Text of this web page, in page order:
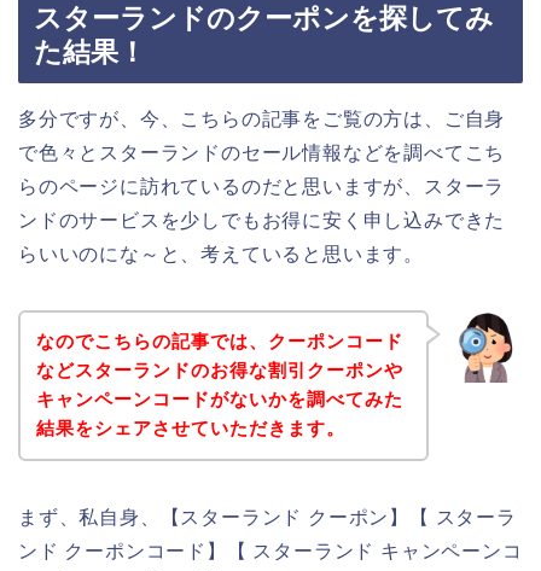
スターランドのクーポンを探してみ
た結果！
多分ですが、今、こちらの記事をご覧の方は、ご自身
で色々とスターランドのセール情報などを調べてこち
らのページに訪れているのだと思いますが、スターラ
ンドのサービスを少しでもお得に安く申し込みできた
らいいのにな～と、考えていると思います。
なのでこちらの記事では、クーポンコード
などスターランドのお得な割引クーポンや
キャンペーンコードがないかを調べてみた
結果をシェアさせていただきます。
まず、私自身、【スターランド クーポン】【 スターラ
ンド クーポンコード】【 スターランド キャンペーンコ